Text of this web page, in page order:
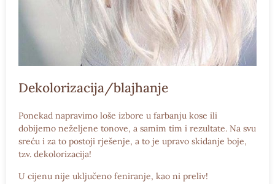
Dekolorizacija/blajhanje
Ponekad napravimo loše izbore u farbanju kose ili
dobijemo neželjene tonove, a samim tim i rezultate. Na svu
sreću i za to postoji rješenje, a to je upravo skidanje boje,
tzv. dekolorizacija!
U cijenu nije uključeno feniranje, kao ni preliv!